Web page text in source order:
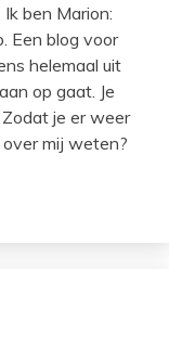
ben Marion:
Een blog voor
helemaal uit
op gaat. Je
je er weer
mij weten?